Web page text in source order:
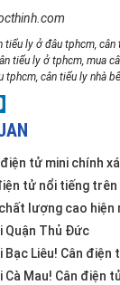
tiểu ly ở đâu tphcm, cân
tiểu ly ở tphcm, mua
tphcm, cân tiểu ly nhà
tử mini chính
tử nổi tiếng
lượng cao hiện
Quận Thủ Đức
Bạc Liêu! Cân
Mau! Cân điện